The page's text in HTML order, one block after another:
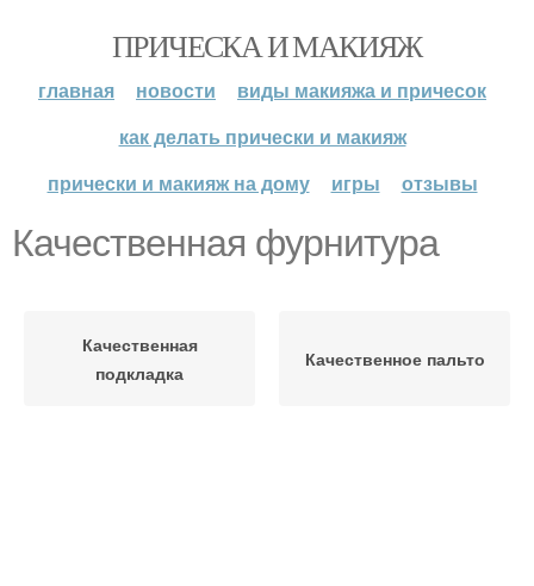
ПРИЧЕСКА И МАКИЯЖ
главная новости
виды макияжа и причесок
как делать прически и макияж
прически и макияж на дому
игры отзывы
Качественная фурнитура
Качественная
подкладка
Качественное пальто